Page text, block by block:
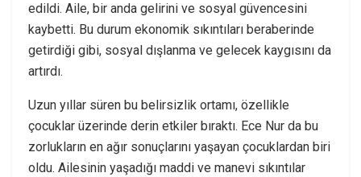
edildi. Aile, bir anda gelirini ve sosyal güvencesini
kaybetti. Bu durum ekonomik sıkıntıları beraberinde
getirdiği gibi, sosyal dışlanma ve gelecek kaygısını da
artırdı.
Uzun yıllar süren bu belirsizlik ortamı, özellikle
çocuklar üzerinde derin etkiler bıraktı. Ece Nur da bu
zorlukların en ağır sonuçlarını yaşayan çocuklardan biri
oldu. Ailesinin yaşadığı maddi ve manevi sıkıntılar